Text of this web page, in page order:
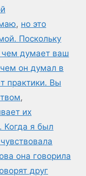
, но это
Поскольку
чем думает ваш
он думал в
практики. Вы
,
их
Когда я был
она говорила
друг